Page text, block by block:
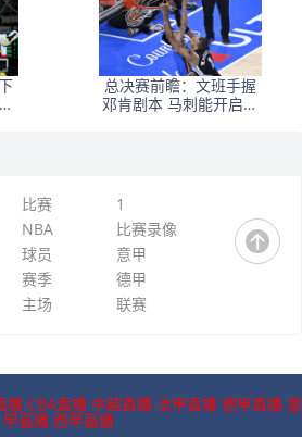
总决赛前瞻：文班手握
邓肯剧本 马刺能开启新
比赛
1
NBA
比赛录像
球员
意甲
赛季
德甲
主场 联赛
播 CBA直播 中超直播 法甲直播 德甲直播 意
甲直播 西甲直播